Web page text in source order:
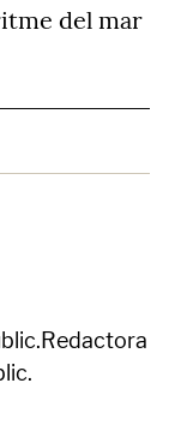
del mar